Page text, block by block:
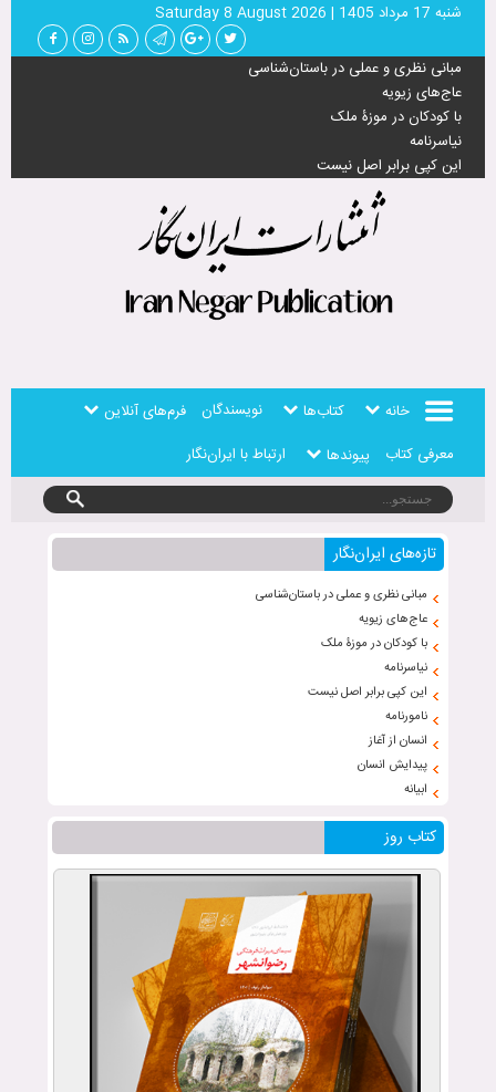
شنبه 17 مرداد 1405 |
Saturday 8 August 2026
مبانی نظری و عملی در باستان‌شناسی
عاج‌های زیویه
با کودکان در موزۀ ملک
نیاسرنامه
این کپی برابر اصل نیست
خانه کتاب‌ها نویسندگان
فرم‌های آنلاین
معرفی کتاب
پیوندها ارتباط با ایران‌نگار
تازه‌های ایران‌نگار
مبانی نظری و عملی در باستان‌شناسی
عاج‌های زیویه
با کودکان در موزۀ ملک
نیاسرنامه
این کپی برابر اصل نیست
نامورنامه
انسان از آغاز
پیدایش انسان
ابیانه
کتاب روز